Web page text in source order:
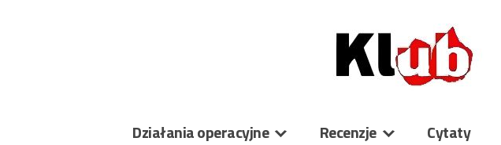
Działania operacyjne Recenzje Cytaty